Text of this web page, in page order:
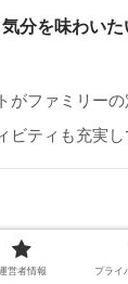
分を味わいた
がファミリーの
ビティも充実し
営者情報 プライ